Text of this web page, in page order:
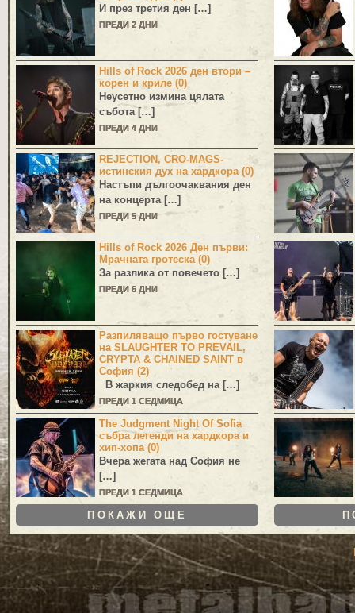
И през третия ден […]
ПРЕДИ 2 ДНИ
Hills of Rock 2026 ден втори –
корен и криле (0)
Неусетно измина цялата
събота […]
ПРЕДИ 4 ДНИ
REJECTION, CRO-MAGS-
истинския дух на хардкора (0)
Настъпи дългоочаквания ден
на концерта […]
ПРЕДИ 5 ДНИ
Hills of Rock 2026 Ден първи:
Мрачната гротеска (0)
За разлика от повечето […]
ПРЕДИ 6 ДНИ
Разпиляващо първо гостуване
на SLAUGHTER TO PREVAIL,
CRYPTA & CHAINED SAINT в
София (2)
В жаркия следобед на […]
ПРЕДИ 1 СЕДМИЦА
The Judgment Night Of Sofia
събра легенди на хардкора и
хип-хопа (0)
Вчера жегата над София не
[…]
ПРЕДИ 1 СЕДМИЦА
ПОКАЖИ ОЩЕ